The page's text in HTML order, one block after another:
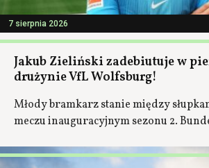
7 sierpnia 2026
Jakub Zieliński zadebiutuje w
drużynie VfL Wolfsburg!
Młody bramkarz stanie między
meczu inauguracyjnym sezonu 2.